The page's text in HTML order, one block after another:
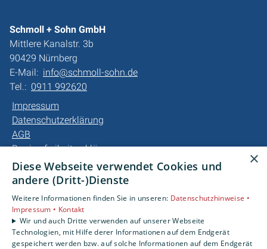
Schmoll + Sohn GmbH
Mittlere Kanalstr. 3b
90429 Nürnberg
E-Mail: info@schmoll-sohn.de
Tel.: 0911 992620
Impressum
Datenschutzerklärung
AGB
Barrierefreiheitserklärung
Unsere Bereiche
Gewerbekunden
Karriere
Unternehmen
×
Diese Webseite verwendet Cookies und
andere (Dritt-)Dienste
Weitere Informationen finden Sie in unseren: Datenschutzhinweise •
Impressum • Kontakt
Wir und auch Dritte verwenden auf unserer Webseite
Technologien, mit Hilfe derer Informationen auf dem Endgerät
gespeichert werden bzw. auf solche Informationen auf dem Endgerät